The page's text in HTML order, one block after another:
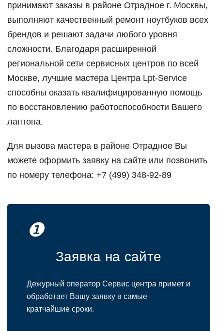
принимают заказы в районе Отрадное г. Москвы,
выполняют качественный ремонт ноутбуков всех
брендов и решают задачи любого уровня
сложности. Благодаря расширенной
региональной сети сервисных центров по всей
Москве, лучшие мастера Центра Lpt-Service
способны оказать квалифицированную помощь
по восстановлению работоспособности Вашего
лаптопа.
Для вызова мастера в районе Отрадное Вы
можете оформить заявку на сайте или позвонить
по номеру телефона: +7 (499) 348-92-89
❶
Заявка на сайте
Дежурный оператор Сервис центра примет и
обработает Вашу заявку в самые
кратчайшие сроки.